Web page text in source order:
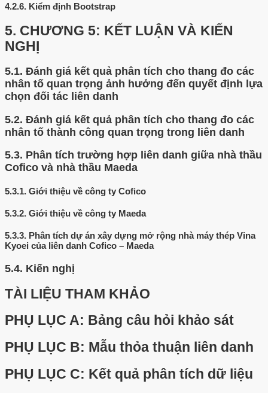
4.2.6. Kiểm định Bootstrap
5. CHƯƠNG 5: KẾT LUẬN VÀ KIẾN
NGHỊ
5.1. Đánh giá kết quả phân tích cho thang đo các
nhân tố quan trọng ảnh hưởng đến quyết định lựa
chọn đối tác liên danh
5.2. Đánh giá kết quả phân tích cho thang đo các
nhân tố thành công quan trọng trong liên danh
5.3. Phân tích trường hợp liên danh giữa nhà thầu
Cofico và nhà thầu Maeda
5.3.1. Giới thiệu về công ty Cofico
5.3.2. Giới thiệu về công ty Maeda
5.3.3. Phân tích dự án xây dựng mở rộng nhà máy thép Vina
Kyoei của liên danh Cofico – Maeda
5.4. Kiến nghị
TÀI LIỆU THAM KHẢO
PHỤ LỤC A: Bảng câu hỏi khảo sát
PHỤ LỤC B: Mẫu thỏa thuận liên danh
PHỤ LỤC C: Kết quả phân tích dữ liệu